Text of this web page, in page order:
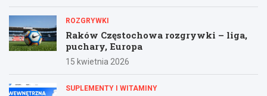
ROZGRYWKI
Raków Częstochowa rozgrywki – liga,
puchary, Europa
15 kwietnia 2026
SUPLEMENTY I WITAMINY